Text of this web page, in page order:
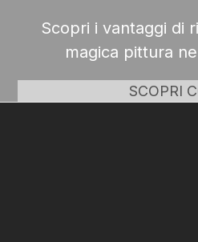
Scopri i vantaggi di
magica pittura
SCOPRI